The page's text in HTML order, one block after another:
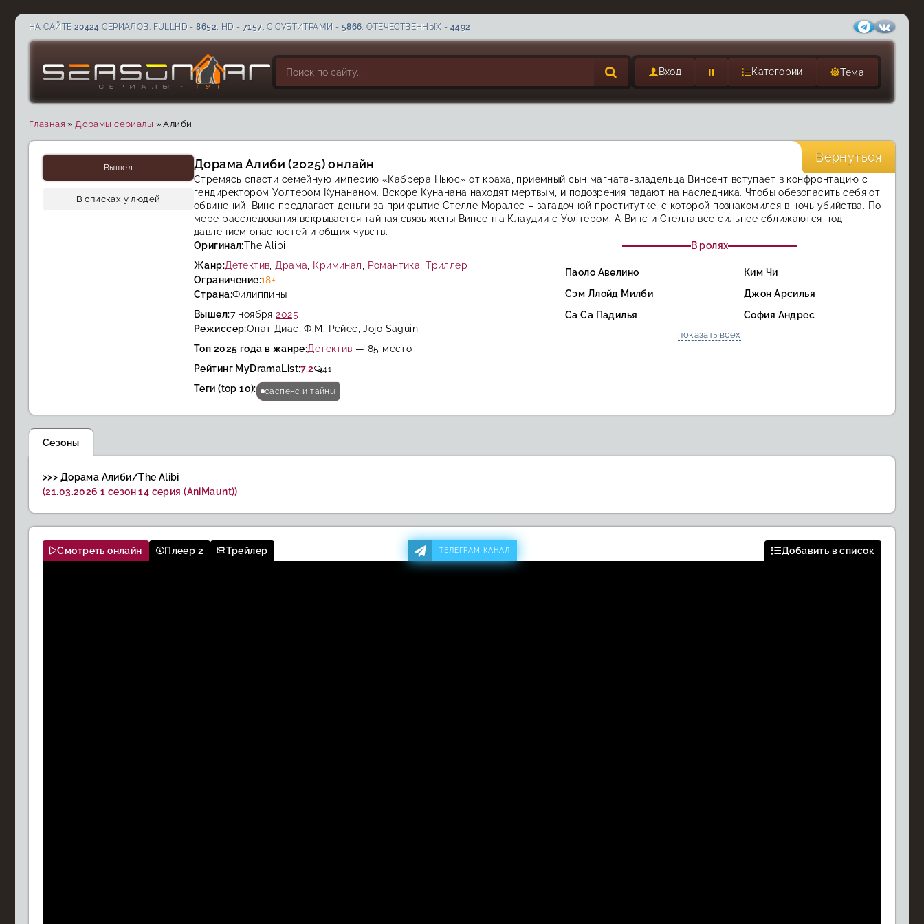
НА САЙТЕ 20424 СЕРИАЛОВ: FULLHD -8652, HD - 7157, С СУБТИТРАМИ - 5866, ОТЕЧЕСТВЕННЫХ -4492
Вход Категории Тема
Главная »Дорамы сериалы »Алиби
CC FHD
Вышел
В списках у людей
Дорама Алиби (2025) онлайн
Стремясь спасти семейную империю «Кабрера Ньюс» от краха, приемный сын магната-владельца Винсент вступает в конфронтацию с
гендиректором Уолтером Кунананом. Вскоре Кунанана находят мертвым, и подозрения падают на наследника. Чтобы обезопасить себя от
обвинений, Винс предлагает деньги за прикрытие Стелле Моралес – загадочной проститутке, с которой познакомился в ночь убийства. По
мере расследования вскрывается тайная связь жены Винсента Клаудии с Уолтером. А Винс и Стелла все сильнее сближаются под
давлением опасностей и общих чувств.
Оригинал:The Alibi
Жанр:Детектив Драма Криминал Романтика ,Триллер
Ограничение:18+
Страна:Филиппины
Вышел:7 ноября2025
Режиссер:Онат Диас, Ф.М. Рейес, Jojo Saguin
Топ 2025 года в жанре:Детектив — 85 место
Рейтинг MyDramaList:7.2 41
Теги (top 10): саспенс и тайны
В ролях
Паоло Авелино
Ким Чи
Сэм Ллойд Милби
Джон Арсилья
Са Са Падилья
София Андрес
показать всех
Вернуться
Сезоны
>>> Дорама Алиби/The Alibi
(21.03.2026 1 сезон 14 серия (AniMaunt))
Смотреть онлайн Плеер 2 Трейлер ТЕЛЕГРАМ КАНАЛ Добавить в список